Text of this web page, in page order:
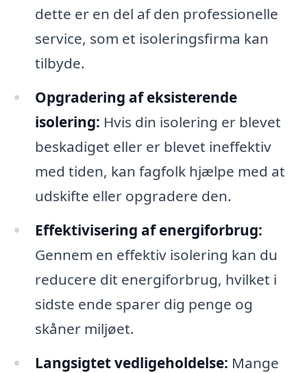
dette er en del af den professionelle
service, som et isoleringsfirma kan
tilbyde.
Opgradering af eksisterende
isolering: Hvis din isolering er blevet
beskadiget eller er blevet ineffektiv
med tiden, kan fagfolk hjælpe med at
udskifte eller opgradere den.
Effektivisering af energiforbrug:
Gennem en effektiv isolering kan du
reducere dit energiforbrug, hvilket i
sidste ende sparer dig penge og
skåner miljøet.
Langsigtet vedligeholdelse: Mange